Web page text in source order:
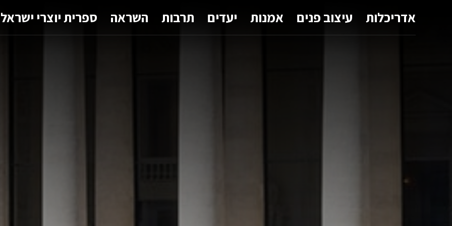
אדריכלות עיצוב פנים אמנות יעדים תרבות השראה ספרית יוצרי ישראל